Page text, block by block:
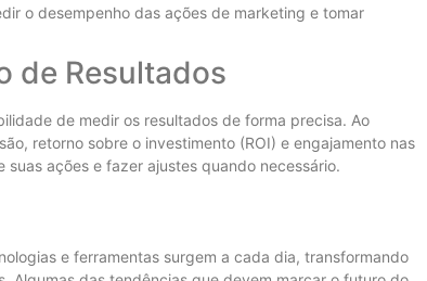
o desempenho das ações de marketing e tomar
de Resultados
de medir os resultados de forma precisa. Ao
retorno sobre o investimento (ROI) e engajamento nas
ações e fazer ajustes quando necessário.
e ferramentas surgem a cada dia, transformando